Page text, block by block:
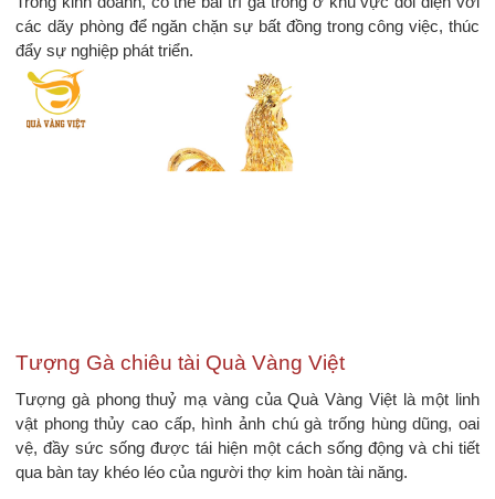
các dãy phòng để ngăn chặn sự bất đồng trong công việc, thúc
đẩy sự nghiệp phát triển.
Tượng Gà chiêu tài Quà Vàng Việt
Tượng gà phong thuỷ mạ vàng của Quà Vàng Việt là một linh
vật phong thủy cao cấp, hình ảnh chú gà trống hùng dũng, oai
vệ, đầy sức sống được tái hiện một cách sống động và chi tiết
qua bàn tay khéo léo của người thợ kim hoàn tài năng.